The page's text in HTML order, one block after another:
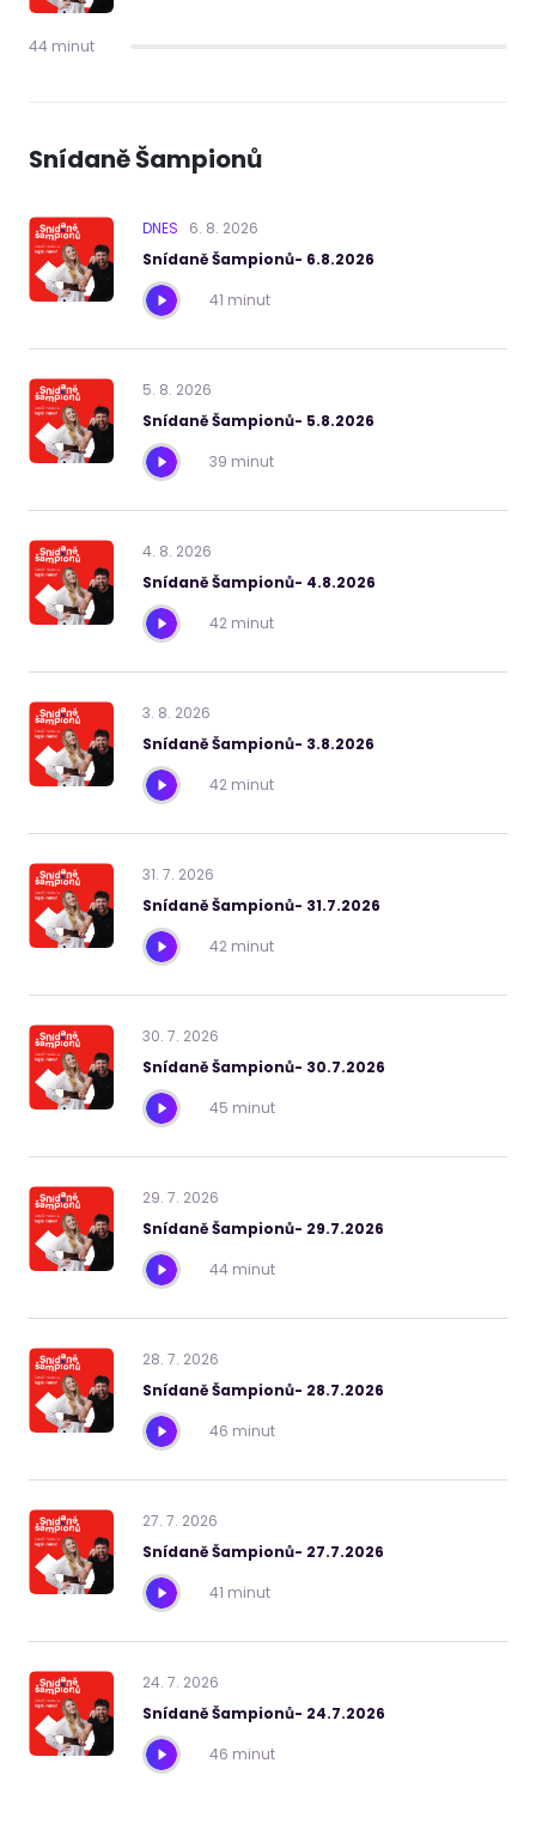
44 minut
Snídaně Šampionů
DNES 6. 8. 2026
Snídaně Šampionů- 6.8.2026
41 minut
5. 8. 2026
Snídaně Šampionů- 5.8.2026
39 minut
4. 8. 2026
Snídaně Šampionů- 4.8.2026
42 minut
3. 8. 2026
Snídaně Šampionů- 3.8.2026
42 minut
31. 7. 2026
Snídaně Šampionů- 31.7.2026
42 minut
30. 7. 2026
Snídaně Šampionů- 30.7.2026
45 minut
29. 7. 2026
Snídaně Šampionů- 29.7.2026
44 minut
28. 7. 2026
Snídaně Šampionů- 28.7.2026
46 minut
27. 7. 2026
Snídaně Šampionů- 27.7.2026
41 minut
24. 7. 2026
Snídaně Šampionů- 24.7.2026
46 minut